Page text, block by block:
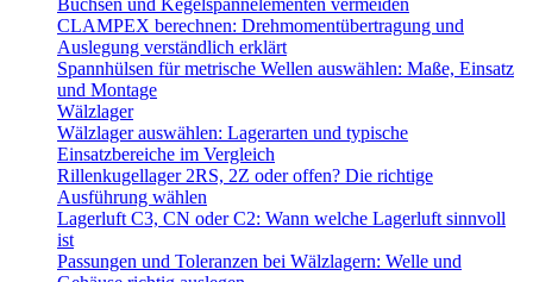
Buchsen und Kegelspannelementen vermeiden
CLAMPEX berechnen: Drehmomentübertragung und
Auslegung verständlich erklärt
Spannhülsen für metrische Wellen auswählen: Maße, Einsatz
und Montage
Wälzlager
Wälzlager auswählen: Lagerarten und typische
Einsatzbereiche im Vergleich
Rillenkugellager 2RS, 2Z oder offen? Die richtige
Ausführung wählen
Lagerluft C3, CN oder C2: Wann welche Lagerluft sinnvoll
ist
Passungen und Toleranzen bei Wälzlagern: Welle und